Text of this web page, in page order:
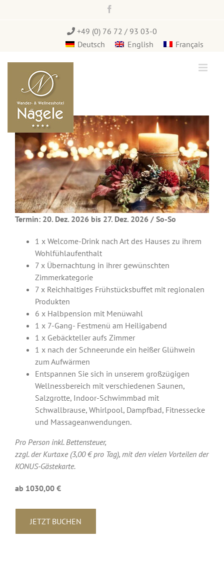
+49 (0) 76 72 / 93 03-0
Deutsch
English Français
Termin: 20. Dez. 2026 bis 27. Dez. 2026 / So-So
1 x Welcome-Drink nach Art des Hauses zu ihrem
Wohlfühlaufenthalt
7 x Übernachtung in ihrer gewünschten
Zimmerkategorie
7 x Reichhaltiges Frühstücksbuffet mit regionalen
Produkten
6 x Halbpension mit Menüwahl
1 x 7-Gang- Festmenü am Heiligabend
1 x Gebäckteller aufs Zimmer
1 x nach der Schneerunde ein heißer Glühwein
zum Aufwärmen
Entspannen Sie sich in unserem großzügigen
Wellnessbereich mit verschiedenen Saunen,
Salzgrotte, Indoor-Schwimmbad mit
Schwallbrause, Whirlpool, Dampfbad, Fitnessecke
und Massageanwendungen.
Pro Person inkl. Bettensteuer,
zzgl. der Kurtaxe (3,00 € pro Tag), mit den vielen Vorteilen der
KONUS-Gästekarte.
ab 1030,00 €
JETZT BUCHEN